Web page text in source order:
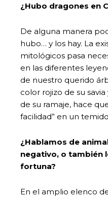
¿Hubo dragones en
De alguna manera
hubo… y los hay. La
mitológicos pasa
en las diferentes
de nuestro querido
color rojizo de su
de su ramaje, hace
facilidad” en un
¿Hablamos de
negativo, o también
fortuna?
En el amplio elenco